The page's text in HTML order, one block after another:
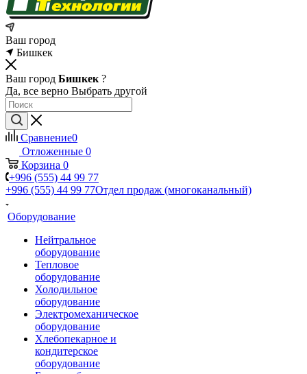
Ваш город
Бишкек
Ваш город Бишкек ?
Да, все верно Выбрать другой
Сравнение0
Отложенные 0
Корзина 0
+996 (555) 44 99 77
+996 (555) 44 99 77Отдел продаж (многоканальный)
Оборудование
Нейтральное
оборудование
Тепловое
оборудование
Холодильное
оборудование
Электромеханическое
оборудование
Хлебопекарное и
кондитерское
оборудование